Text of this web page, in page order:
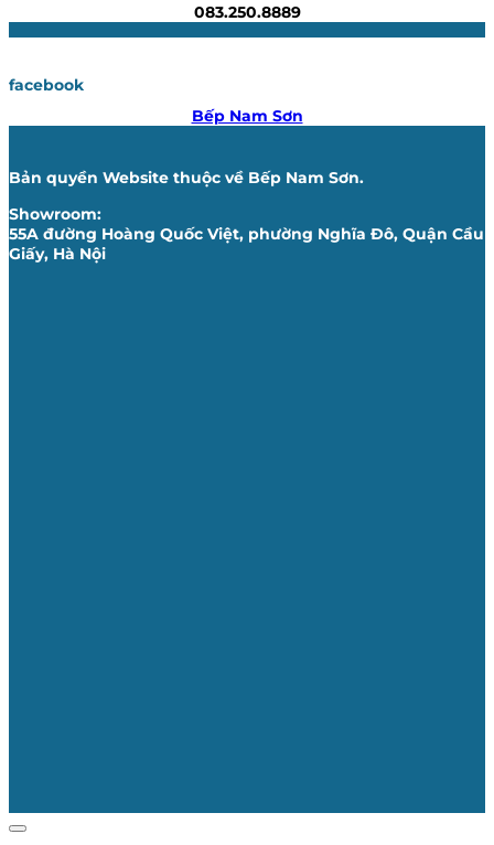
083.250.8889
facebook
Bếp Nam Sơn
Bản quyền Website thuộc về Bếp Nam Sơn.
Showroom:
55A đường Hoàng Quốc Việt, phường Nghĩa Đô, Quận Cầu
Giấy, Hà Nội